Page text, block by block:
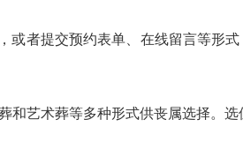
者提交预约表单、在线留言等形
艺术葬等多种形式供丧属选择。选